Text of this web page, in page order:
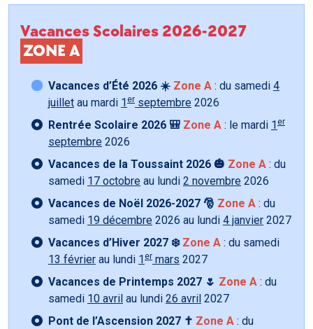
Vacances Scolaires 2026-2027
ZONE A
Vacances d’Été 2026 ☀️ Zone A : du samedi 4
juillet au mardi 1 er septembre 2026
Rentrée Scolaire 2026 🎒 Zone A : le mardi 1 er
septembre 2026
Vacances de la Toussaint 2026 🎃 Zone A : du
samedi 17 octobre au lundi 2 novembre 2026
Vacances de Noël 2026-2027 🎅 Zone A : du
samedi 19 décembre 2026 au lundi 4 janvier 2027
Vacances d’Hiver 2027 ❄️ Zone A : du samedi
13 février au lundi 1 er mars 2027
Vacances de Printemps 2027 🌷 Zone A : du
samedi 10 avril au lundi 26 avril 2027
Pont de l’Ascension 2027 ✝️ Zone A : du